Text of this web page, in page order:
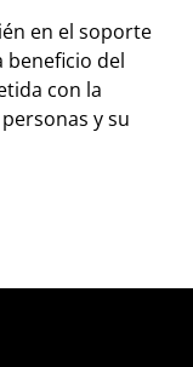
en el soporte
beneficio del
con la
y su